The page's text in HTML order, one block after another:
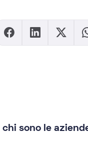
chi sono le